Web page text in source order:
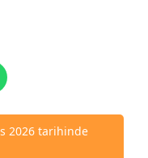
2026 tarihinde